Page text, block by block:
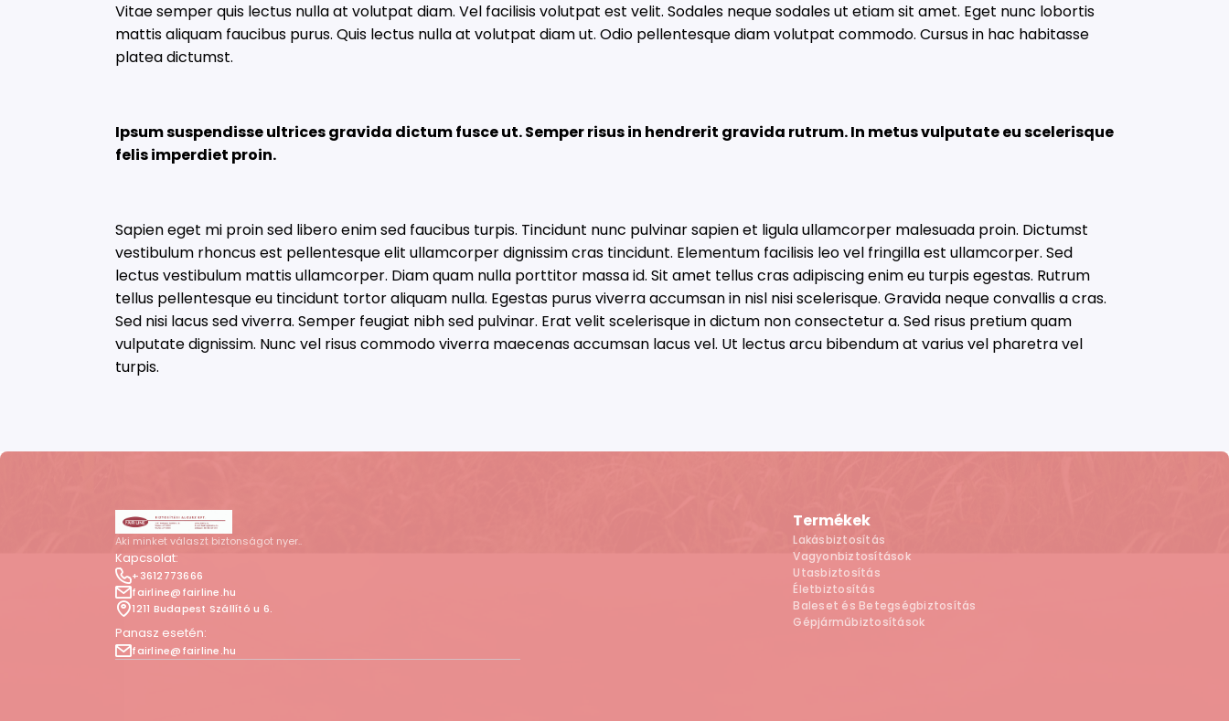
Vitae semper quis lectus nulla at volutpat diam. Vel facilisis volutpat est velit. Sodales neque sodales ut etiam sit amet. Eget nunc lobortis
mattis aliquam faucibus purus. Quis lectus nulla at volutpat diam ut. Odio pellentesque diam volutpat commodo. Cursus in hac habitasse
platea dictumst.
Ipsum suspendisse ultrices gravida dictum fusce ut. Semper risus in hendrerit gravida rutrum. In metus vulputate eu scelerisque
felis imperdiet proin.
Sapien eget mi proin sed libero enim sed faucibus turpis. Tincidunt nunc pulvinar sapien et ligula ullamcorper malesuada proin. Dictumst
vestibulum rhoncus est pellentesque elit ullamcorper dignissim cras tincidunt. Elementum facilisis leo vel fringilla est ullamcorper. Sed
lectus vestibulum mattis ullamcorper. Diam quam nulla porttitor massa id. Sit amet tellus cras adipiscing enim eu turpis egestas. Rutrum
tellus pellentesque eu tincidunt tortor aliquam nulla. Egestas purus viverra accumsan in nisl nisi scelerisque. Gravida neque convallis a cras.
Sed nisi lacus sed viverra. Semper feugiat nibh sed pulvinar. Erat velit scelerisque in dictum non consectetur a. Sed risus pretium quam
vulputate dignissim. Nunc vel risus commodo viverra maecenas accumsan lacus vel. Ut lectus arcu bibendum at varius vel pharetra vel
turpis.
Aki minket választ biztonságot nyer..
Kapcsolat:
+3612773666
fairline@fairline.hu
1211 Budapest Szállító u 6.
Panasz esetén:
fairline@fairline.hu
Termékek
Lakásbiztosítás
Vagyonbiztosítások
Utasbiztosítás
Életbiztosítás
Baleset és Betegségbiztosítás
Gépjárműbiztosítások